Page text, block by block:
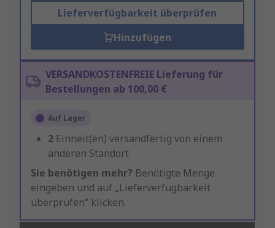
Lieferverfügbarkeit überprüfen
Hinzufügen
VERSANDKOSTENFREIE Lieferung für
Bestellungen ab 100,00 €
Auf Lager
2 Einheit(en) versandfertig von einem
anderen Standort
Sie benötigen mehr? Benötigte Menge
eingeben und auf „Lieferverfügbarkeit
überprüfen“ klicken.